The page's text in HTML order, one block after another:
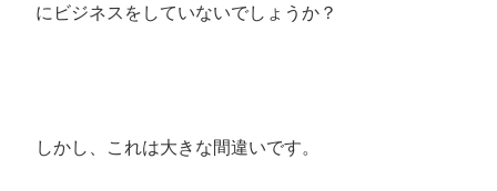
にビジネスをしていないでしょうか？
しかし、これは大きな間違いです。